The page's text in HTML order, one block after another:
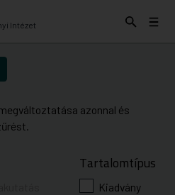
Intézet
Keresés
Menü
azonnal és
Tartalomtípus
Kiadvány